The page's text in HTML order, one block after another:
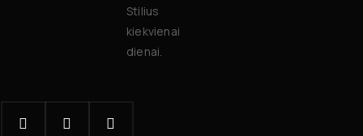
Stilius
kiekvienai
dienai.